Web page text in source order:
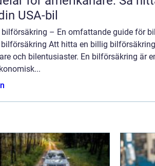
USA-bil
– En omfattande guide för
Att hitta en billig
och bilentusiaster. En bilförsäkring är